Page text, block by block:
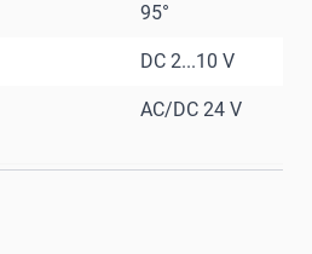
95°
DC 2...10 V
AC/DC 24 V